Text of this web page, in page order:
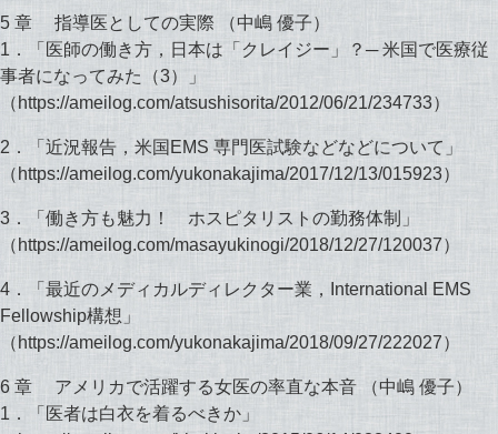
5 章 指導医としての実際 （中嶋 優子）
1．「医師の働き方，日本は「クレイジー」？─ 米国で医療従
事者になってみた（3）」
（https://ameilog.com/atsushisorita/2012/06/21/234733）
2．「近況報告，米国EMS 専門医試験などなどについて」
（https://ameilog.com/yukonakajima/2017/12/13/015923）
3．「働き方も魅力！ ホスピタリストの勤務体制」
（https://ameilog.com/masayukinogi/2018/12/27/120037）
4．「最近のメディカルディレクター業，International EMS
Fellowship構想」
（https://ameilog.com/yukonakajima/2018/09/27/222027）
6 章 アメリカで活躍する女医の率直な本音 （中嶋 優子）
1．「医者は白衣を着るべきか」